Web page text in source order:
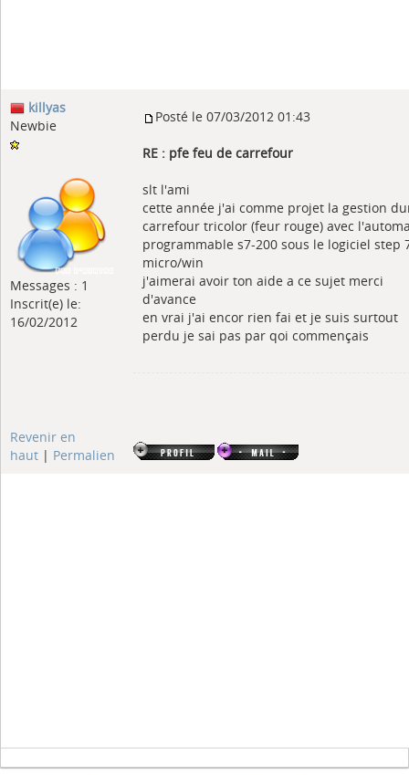
killyas
Newbie
Messages : 1
Inscrit(e) le:
16/02/2012
Posté le 07/03/2012 01:43
RE : pfe feu de carrefour
slt l'ami
cette année j'ai comme projet la gestion
carrefour tricolor (feur rouge) avec
programmable s7-200 sous le logiciel step
micro/win
j'aimerai avoir ton aide a ce sujet merci
d'avance
en vrai j'ai encor rien fai et je suis surtout
perdu je sai pas par qoi commençais
Revenir en
haut | Permalien